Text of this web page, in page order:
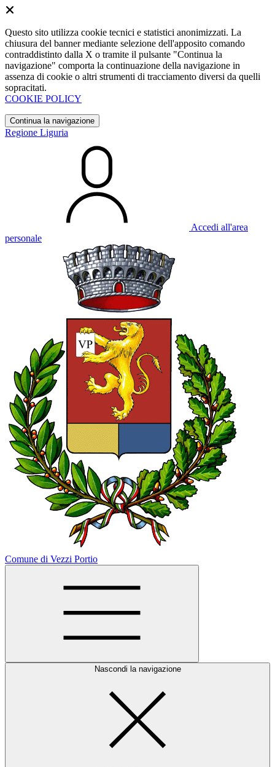
Questo sito utilizza cookie tecnici e statistici anonimizzati. La
chiusura del banner mediante selezione dell'apposito comando
contraddistinto dalla X o tramite il pulsante "Continua la
navigazione" comporta la continuazione della navigazione in
assenza di cookie o altri strumenti di tracciamento diversi da quelli
sopracitati.
COOKIE POLICY
Continua la navigazione
Regione Liguria
Accedi all'area
personale
Comune di Vezzi Portio
Nascondi la navigazione